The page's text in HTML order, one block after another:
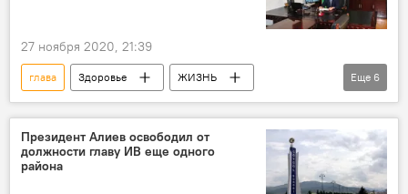
27 ноября 2020, 21:39
глава Здоровье
ЖИЗНЬ
Происшествия
Азербайджан
Новости
Агсуинский район
Исполнительная власть
Коронавирус
Еще 6
Президент Алиев освободил от
должности главу ИВ еще одного
района